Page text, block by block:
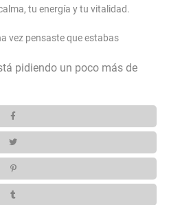
tu energía y tu vitalidad.
vez pensaste que estabas
pidiendo un poco más de